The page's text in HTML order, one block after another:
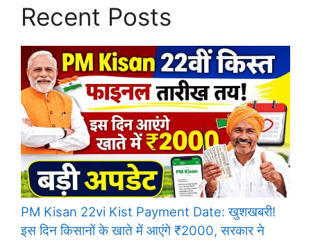
Recent Posts
PM Kisan 22vi Kist Payment Date: खुशखबरी!
इस दिन किसानों के खाते में आएंगे ₹2000, सरकार ने